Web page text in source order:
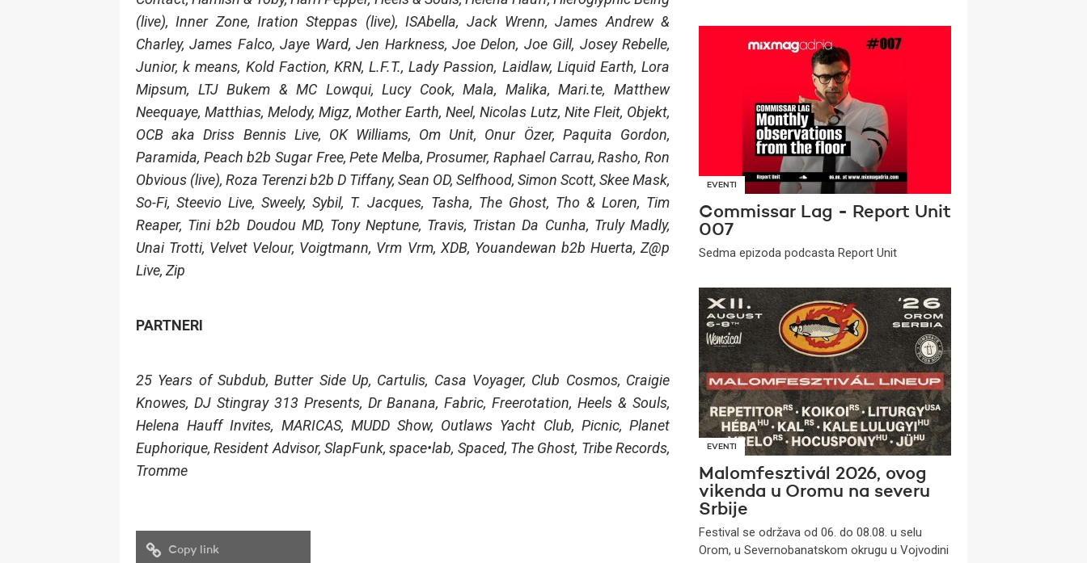
(live), Inner Zone, Iration Steppas (live), ISAbella, Jack Wrenn, James Andrew &
Charley, James Falco, Jaye Ward, Jen Harkness, Joe Delon, Joe Gill, Josey Rebelle,
Junior, k means, Kold Faction, KRN, L.F.T., Lady Passion, Laidlaw, Liquid Earth, Lora
Mipsum, LTJ Bukem & MC Lowqui, Lucy Cook, Mala, Malika, Mari.te, Matthew
Neequaye, Matthias, Melody, Migz, Mother Earth, Neel, Nicolas Lutz, Nite Fleit, Objekt,
OCB aka Driss Bennis Live, OK Williams, Om Unit, Onur Özer, Paquita Gordon,
Paramida, Peach b2b Sugar Free, Pete Melba, Prosumer, Raphael Carrau, Rasho, Ron
Obvious (live), Roza Terenzi b2b D Tiffany, Sean OD, Selfhood, Simon Scott, Skee Mask,
So-Fi, Steevio Live, Sweely, Sybil, T. Jacques, Tasha, The Ghost, Tho & Loren, Tim
Reaper, Tini b2b Doudou MD, Tony Neptune, Travis, Tristan Da Cunha, Truly Madly,
Unai Trotti, Velvet Velour, Voigtmann, Vrm Vrm, XDB, Youandewan b2b Huerta, Z@p
Live, Zip
PARTNERI
25 Years of Subdub, Butter Side Up, Cartulis, Casa Voyager, Club Cosmos, Craigie
Knowes, DJ Stingray 313 Presents, Dr Banana, Fabric, Freerotation, Heels & Souls,
Helena Hauff Invites, MARICAS, MUDD Show, Outlaws Yacht Club, Picnic, Planet
Euphorique, Resident Advisor, SlapFunk, space•lab, Spaced, The Ghost, Tribe Records,
Tromme
Copy link
EVENTI
Commissar Lag - Report Unit
007
Sedma epizoda podcasta Report Unit
EVENTI
Malomfesztivál 2026, ovog
vikenda u Oromu na severu
Srbije
Festival se održava od 06. do 08.08. u selu
Orom, u Severnobanatskom okrugu u Vojvodini